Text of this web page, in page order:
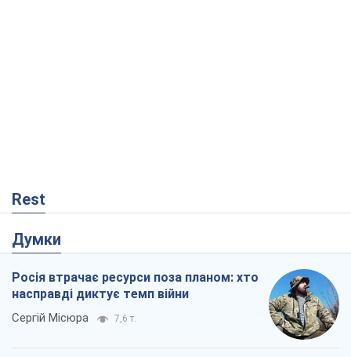
Rest
Думки
Росія втрачає ресурси поза планом: хто
насправді диктує темп війни
Сергій Місюра 7,6 т.